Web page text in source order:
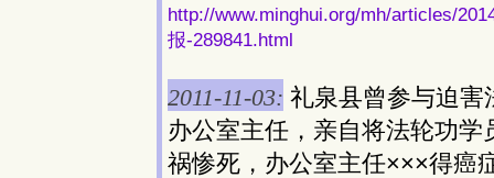
http://www.minghui.org/mh/articles/
报-289841.html
2011-11-03: 礼泉县曾参与迫害
办公室主任，亲自将法轮功
祸惨死，办公室主任×××得癌